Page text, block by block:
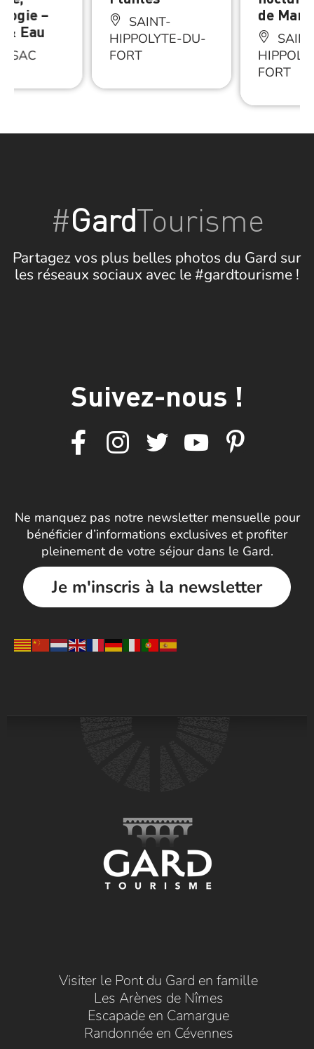
–
Eau
SAINT-
HIPPOLYTE-DU-
FORT
de Mar
FORT
#GardTourisme
Partagez vos plus belles photos du Gard sur
les réseaux sociaux avec le #gardtourisme !
Suivez-nous !
Ne manquez pas notre newsletter mensuelle pour
bénéficier d’informations exclusives et profiter
pleinement de votre séjour dans le Gard.
Je m'inscris à la newsletter
Visiter le Pont du Gard en famille
Les Arènes de Nîmes
Escapade en Camargue
Randonnée en Cévennes